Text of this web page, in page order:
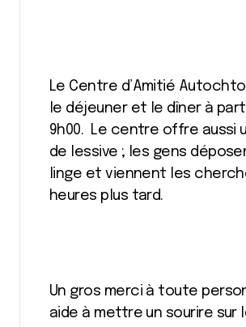
Le Centre d’Amitié
le déjeuner et le dîner à
9h00. Le centre offre aussi
de lessive ; les gens
linge et viennent les
heures plus tard.
Un gros merci à toute
aide à mettre un sourire sur